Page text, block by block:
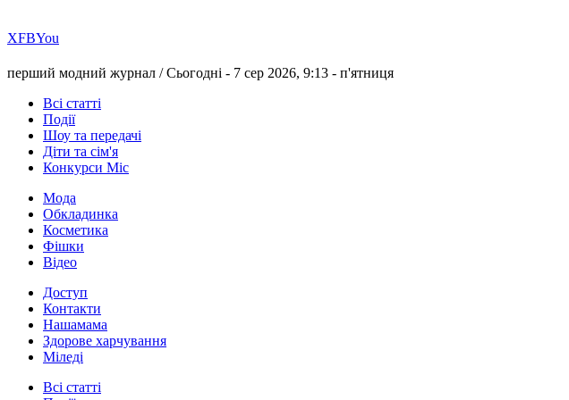
ХFBYou
перший модний журнал /Сьогодні - 7 сер 2026, 9:13 - п'ятниця
Всі статті
Події
Шоу та передачі
Діти та сім'я
Конкурси Міс
Мода
Обкладинка
Косметика
Фішки
Відео
Доступ
Контакти
Нашамама
Здорове харчування
Міледі
Всі статті